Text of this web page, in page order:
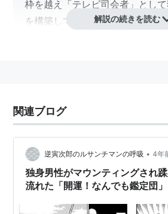
枠を越え「テレビ司会者」とし
を構築していく。
一昔前「ファイヤー！！」とか「
か言っていた、元日本テレビ所属
早稲田大学第一文学部在学中、役
するのに6年かかった。同期卒業に
達也アナウンサーがいて、フジテレ
全日本プロレスの実況中継でブレイ
男
アナウンサーに代わり「アメリカ
解説の続きを読む
関連ブログ
逆寅次郎のルサンチマンの呼吸 • 4年
独身男性がマウンティングされ
流れた「開運！なんでも鑑定団